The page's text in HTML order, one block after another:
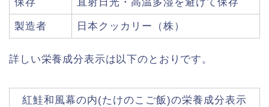
製造者 日本クッカリー（株）
詳しい栄養成分表示は以下のとおりです。
紅鮭和風幕の内(たけのこご飯)の栄養成分表示